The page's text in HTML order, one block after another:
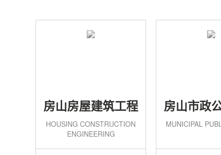
房山房屋建筑工程
HOUSING CONSTRUCTION
ENGINEERING
房山市政
MUNICIPAL